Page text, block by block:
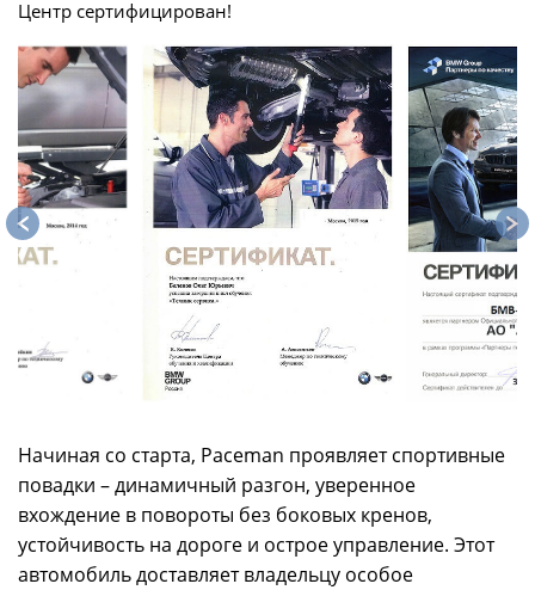
Центр сертифицирован!
Начиная со старта, Paceman проявляет спортивные
повадки – динамичный разгон, уверенное
вхождение в повороты без боковых кренов,
устойчивость на дороге и острое управление. Этот
автомобиль доставляет владельцу особое